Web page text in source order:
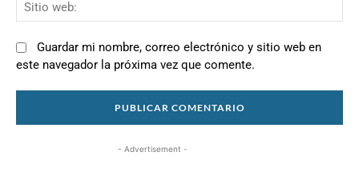
Guardar mi nombre, correo electrónico y sitio web en
este navegador la próxima vez que comente.
- Advertisement -